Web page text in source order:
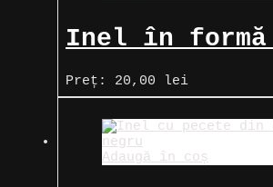
Inel în formă
Preț: 20,00 lei
Adaugă în coș